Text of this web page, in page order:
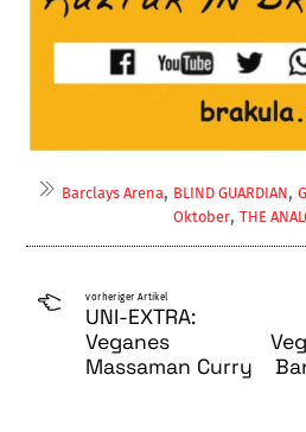
Barclays Arena, BLIND GUARDIAN,
Oktober,THE
vorheriger Artikel
UNI-EXTRA:
Veganes
Massaman Curry